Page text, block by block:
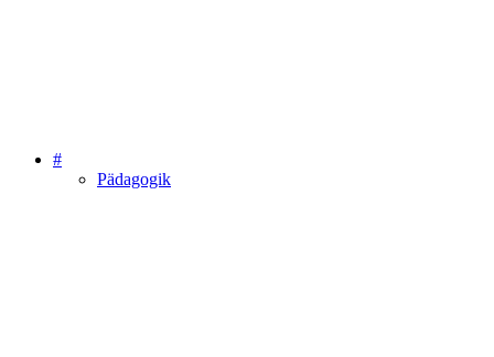
#
Pädagogik